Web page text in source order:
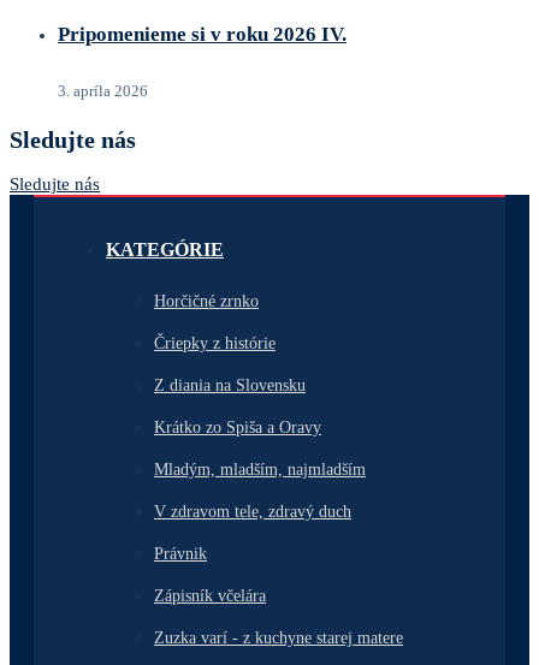
Pripomenieme si v roku 2026 IV.
3. apríla 2026
Sledujte nás
Sledujte nás
KATEGÓRIE
Horčičné zrnko
Čriepky z histórie
Z diania na Slovensku
Krátko zo Spiša a Oravy
Mladým, mladším, najmladším
V zdravom tele, zdravý duch
Právnik
Zápisník včelára
Zuzka varí - z kuchyne starej matere